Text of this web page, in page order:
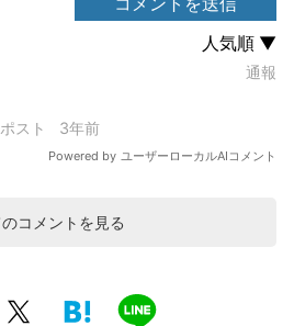
コメントを見る